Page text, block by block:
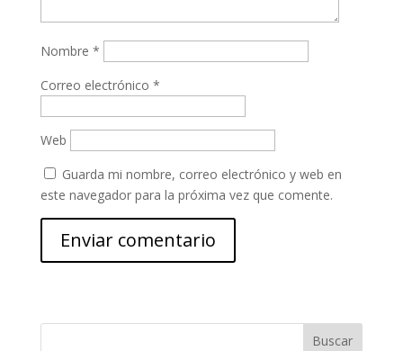
Nombre *
Correo electrónico *
Web
Guarda mi nombre, correo electrónico y web en
este navegador para la próxima vez que comente.
Buscar